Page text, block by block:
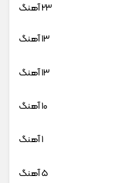
23 آهنگ
13 آهنگ
13 آهنگ
10 آهنگ
1 آهنگ
5 آهنگ